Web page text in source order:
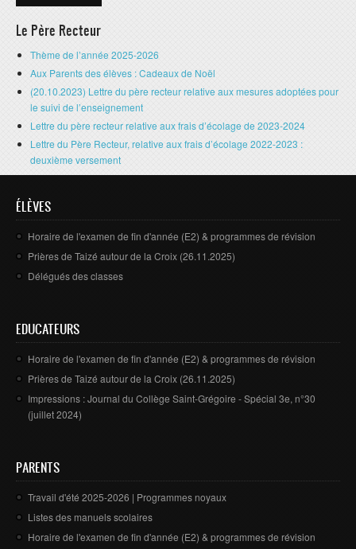
PRÉSCOLAIRE
Agenda scolaire (Préscolaire)
CARNET DE FAMILLE
CONTACTS
Le Père Recteur
Thème de l’année 2025-2026
Aux Parents des élèves : Cadeaux de Noël
(20.10.2023) Lettre du père recteur relative aux mesures adoptées pour
le suivi de l’enseignement
Lettre du père recteur relative aux frais d’écolage de 2023-2024
Lettre du Père Recteur, relative aux frais d’écolage 2022-2023 :
deuxième versement
ÉLÈVES
Horaire de l'examen de fin d'année (E2) & programmes de révision
Prières de Taizé autour de la Croix (26.11.2025)
Délégués des classes
EDUCATEURS
Horaire de l'examen de fin d'année (E2) & programmes de révision
Prières de Taizé autour de la Croix (26.11.2025)
Impressions : Journal du Collège Saint-Grégoire - Spécial 3e, n°30
(juillet 2024)
PARENTS
Travail d'été 2025-2026 | Programmes noyaux
Listes des manuels scolaires
Horaire de l'examen de fin d'année (E2) & programmes de révision